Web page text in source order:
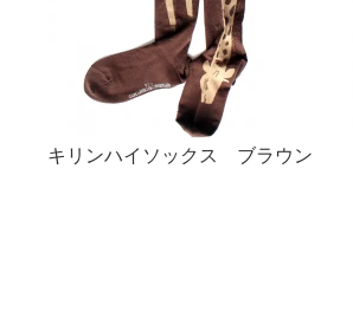
キリンハイソックス ブラウン